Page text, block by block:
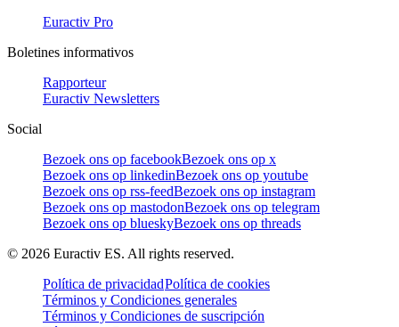
Euractiv Pro
Boletines informativos
Rapporteur
Euractiv Newsletters
Social
Bezoek ons op facebookBezoek ons op x
Bezoek ons op linkedinBezoek ons op youtube
Bezoek ons op rss-feedBezoek ons op instagram
Bezoek ons op mastodonBezoek ons op telegram
Bezoek ons op blueskyBezoek ons op threads
© 2026 Euractiv ES. All rights reserved.
Política de privacidadPolítica de cookies
Términos y Condiciones generales
Términos y Condiciones de suscripción